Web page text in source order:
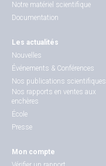
Notre matériel scientifique
Documentation
Les actualités
Nouvelles
Événements & Conférences
Nos publications scientifiques
Nos rapports en ventes aux
enchères
École
Presse
Mon compte